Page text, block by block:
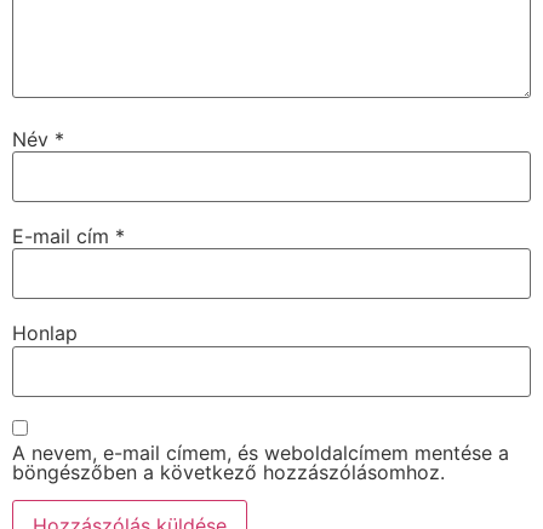
Név *
E-mail cím *
Honlap
A nevem, e-mail címem, és weboldalcímem mentése a
böngészőben a következő hozzászólásomhoz.